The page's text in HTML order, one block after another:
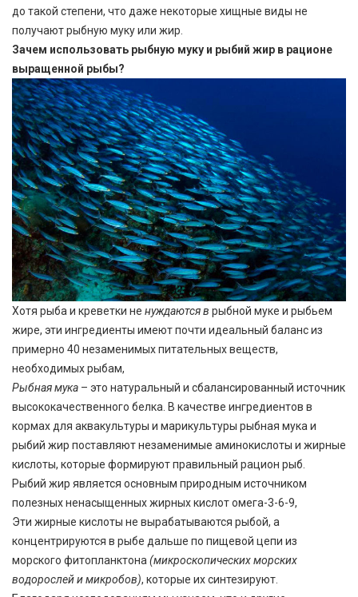
до такой степени, что даже некоторые хищные виды не
получают рыбную муку или жир.
Зачем использовать рыбную муку и рыбий жир в рационе
выращенной рыбы?
Хотя рыба и креветки не нуждаются в рыбной муке и рыбьем
жире, эти ингредиенты имеют почти идеальный баланс из
примерно 40 незаменимых питательных веществ,
необходимых рыбам,
Рыбная мука – это натуральный и сбалансированный источник
высококачественного белка. В качестве ингредиентов в
кормах для аквакультуры и марикультуры рыбная мука и
рыбий жир поставляют незаменимые аминокислоты и жирные
кислоты, которые формируют правильный рацион рыб.
Рыбий жир является основным природным источником
полезных ненасыщенных жирных кислот омега-3-6-9,
Эти жирные кислоты не вырабатываются рыбой, а
концентрируются в рыбе дальше по пищевой цепи из
морского фитопланктона (микроскопических морских
водорослей и микробов), которые их синтезируют.